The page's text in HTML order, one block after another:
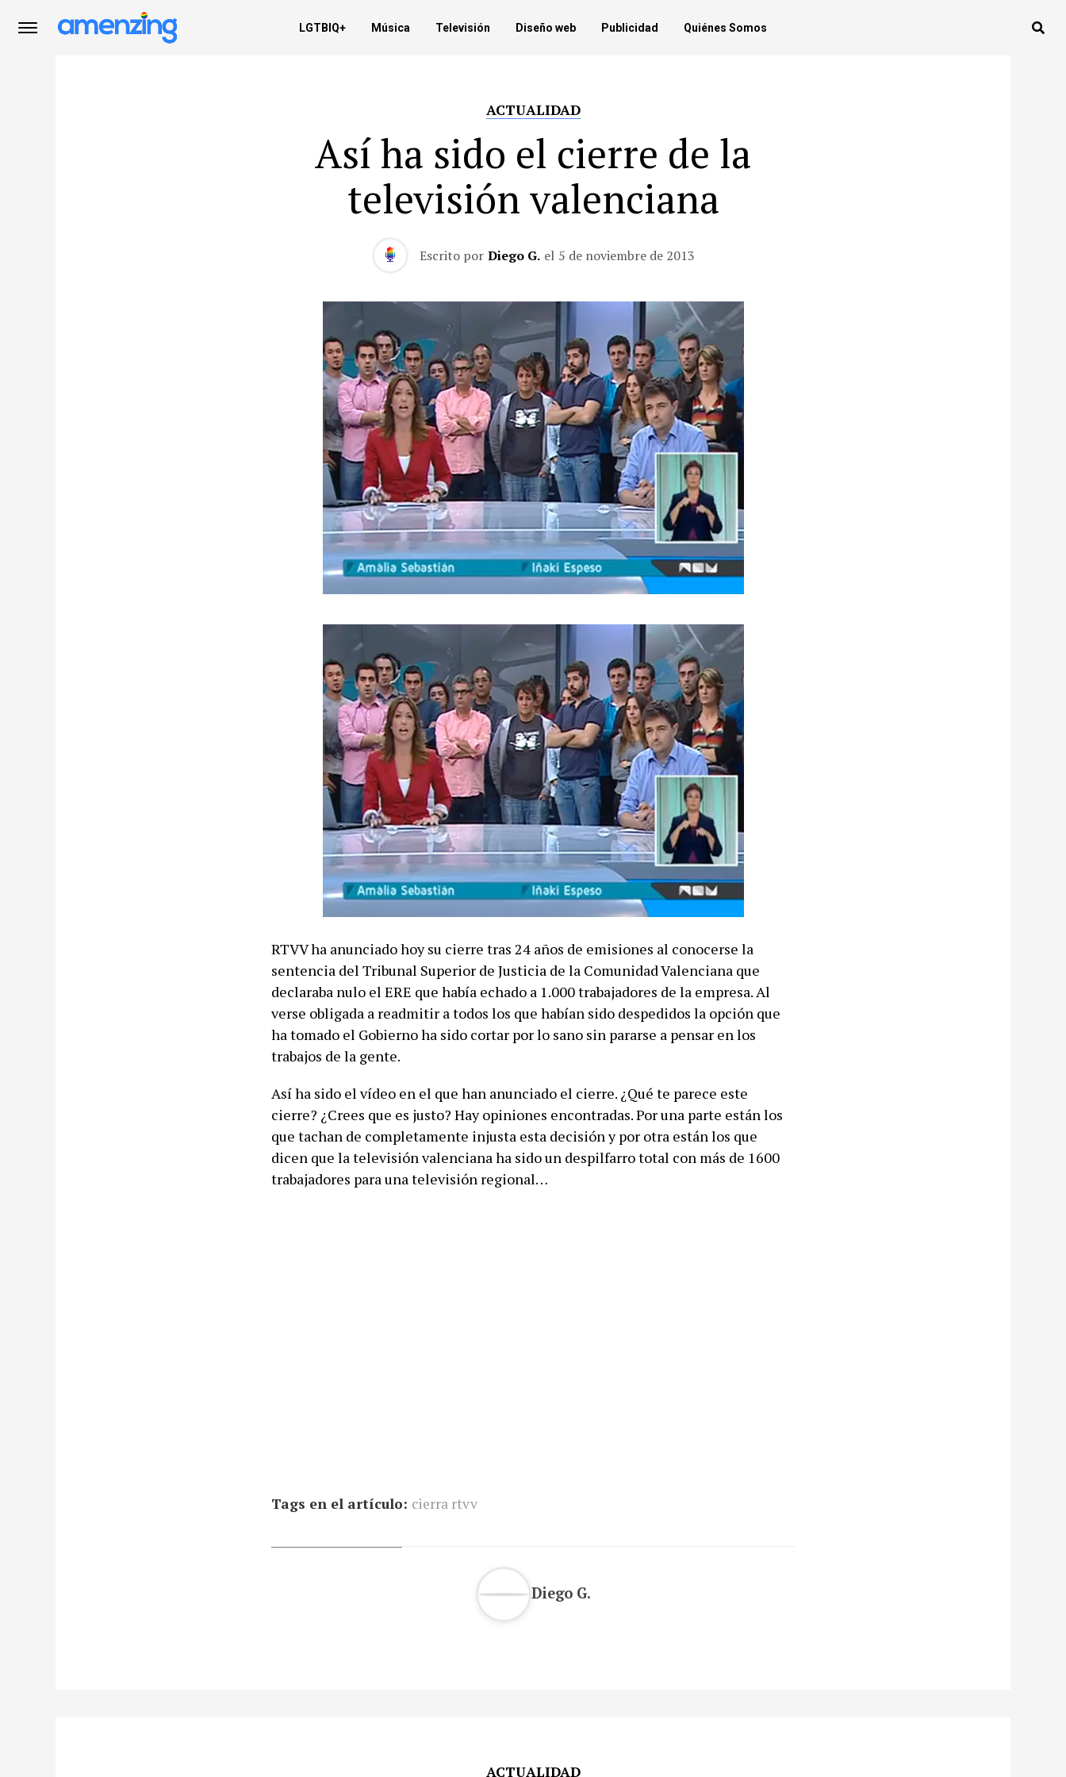
LGTBIQ+ Música Televisión Diseño web Publicidad Quiénes Somos
ACTUALIDAD
Así ha sido el cierre de la
televisión valenciana
Escrito por Diego G. el 5 de noviembre de 2013
RTVV ha anunciado hoy su cierre tras 24 años de emisiones al conocerse la
sentencia del Tribunal Superior de Justicia de la Comunidad Valenciana que
declaraba nulo el ERE que había echado a 1.000 trabajadores de la empresa. Al
verse obligada a readmitir a todos los que habían sido despedidos la opción que
ha tomado el Gobierno ha sido cortar por lo sano sin pararse a pensar en los
trabajos de la gente.
Así ha sido el vídeo en el que han anunciado el cierre. ¿Qué te parece este
cierre? ¿Crees que es justo? Hay opiniones encontradas. Por una parte están los
que tachan de completamente injusta esta decisión y por otra están los que
dicen que la televisión valenciana ha sido un despilfarro total con más de 1600
trabajadores para una televisión regional…
Tags en el artículo: cierra rtvv
Diego G.
ACTUALIDAD